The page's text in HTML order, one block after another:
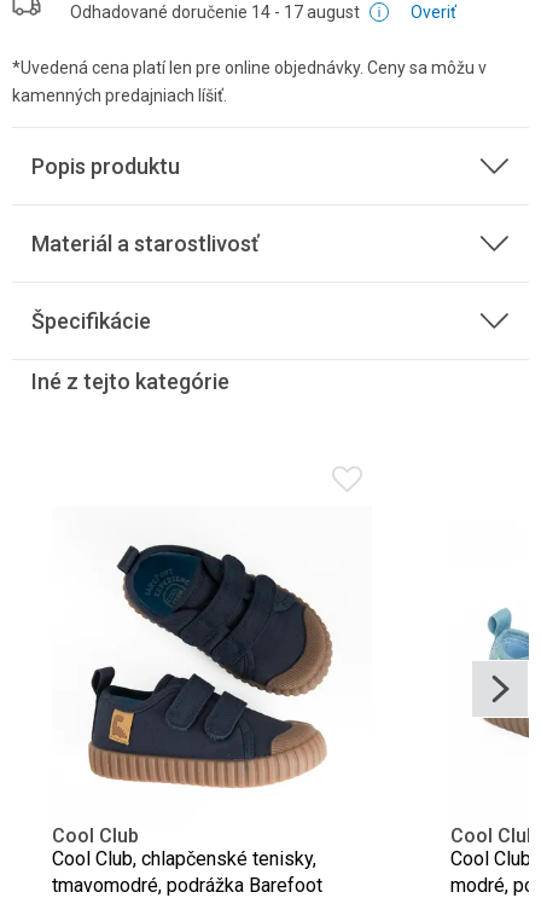
Odhadované doručenie 14 - 17 august Overiť
*Uvedená cena platí len pre online objednávky. Ceny sa môžu v
kamenných predajniach líšiť.
Popis produktu
Materiál a starostlivosť
Špecifikácie
Iné z tejto kategórie
Cool Club
Cool Club, chlapčenské tenisky,
tmavomodré, podrážka Barefoot
Cool Club
Cool
modré,